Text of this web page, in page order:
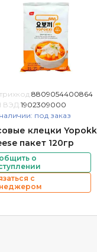
8809054400864
ВЭД: 1902309000
под заказ
клецки
пакет 120гр
о
с